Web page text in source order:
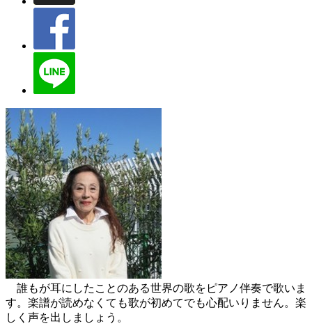
誰もが耳にしたことのある世界の歌をピアノ伴奏で歌いま
す。楽譜が読めなくても歌が初めてでも心配いりません。楽
しく声を出しましょう。